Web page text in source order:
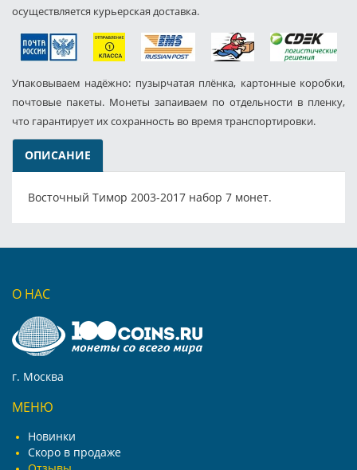
осуществляется курьерская доставка.
Упаковываем надёжно: пузырчатая плёнка, картонные коробки,
почтовые пакеты. Монеты запаиваем по отдельности в пленку,
что гарантирует их сохранность во время транспортировки.
ОПИСАНИЕ
Восточный Тимор 2003-2017 набор 7 монет.
О НАС
г. Москва
МЕНЮ
Новинки
Скоро в продаже